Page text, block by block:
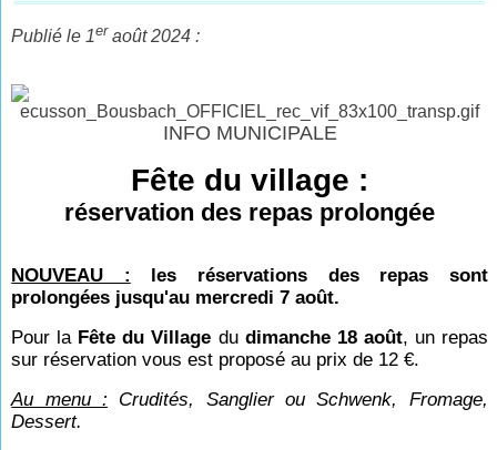
Publié le 1er août 2024 :
INFO MUNICIPALE
Fête du village :
réservation des repas prolongée
NOUVEAU : les réservations des repas sont
prolongées jusqu'au mercredi 7 août.
Pour la Fête du Village du dimanche 18 août, un repas
sur réservation vous est proposé au prix de 12 €.
Au menu : Crudités, Sanglier ou Schwenk, Fromage,
Dessert.